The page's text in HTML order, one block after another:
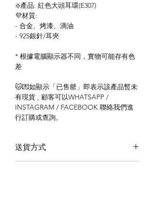
❇️產品: 紅色大頭耳環(E307)
💜材質:
- 合金、烤漆、滴油
- 925銀針/耳夾
* 根據電腦顯示器不同，實物可能存有色
差
🐱💌如顯示「已售罄」即表示該產品暫未
有現貨 , 顧客可以WHATSAPP /
INSTAGRAM / FACEBOOK 聯絡我們進
行訂購或查詢。
送貨方式